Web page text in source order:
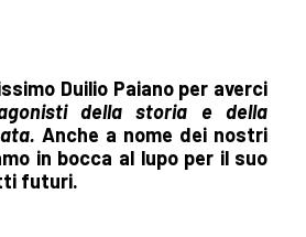
Duilio Paiano per averci
della storia e della
Anche a nome dei nostri
in bocca al lupo per il suo
futuri.